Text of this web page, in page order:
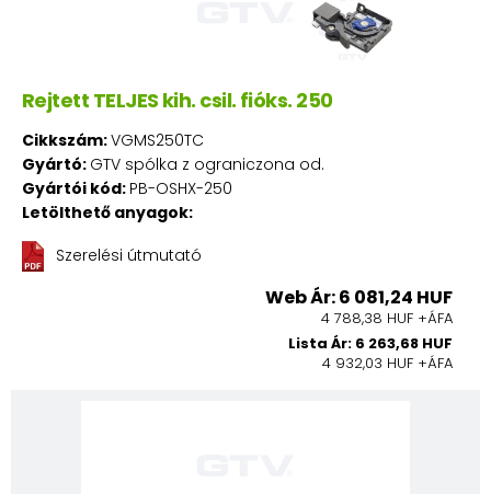
Rejtett TELJES kih. csil. fióks. 250
Cikkszám:VGMS250TC
Gyártó: GTV spólka z ograniczona od.
Gyártói kód: PB-OSHX-250
Letölthető anyagok:
Szerelési útmutató
Web Ár: 6 081,24 HUF
4 788,38 HUF +ÁFA
Lista Ár: 6 263,68 HUF
4 932,03 HUF +ÁFA